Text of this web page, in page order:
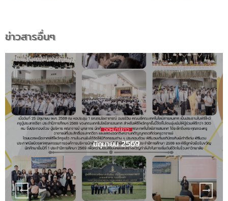
ข่าวสารอื่นๆ
ข่าวสาร/โครงการ/กิจกรรม
โครงการอบรมเตรียมความพร้อมคณิตศาสตร์